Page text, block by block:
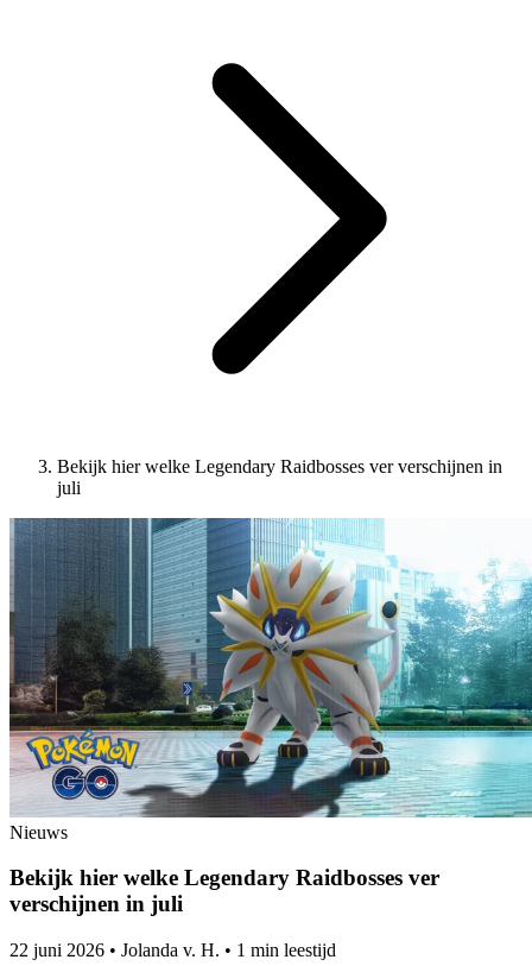
Bekijk hier welke Legendary Raidbosses ver verschijnen in
juli
Nieuws
Bekijk hier welke Legendary Raidbosses ver
verschijnen in juli
22 juni 2026 • Jolanda v. H. • 1 min leestijd